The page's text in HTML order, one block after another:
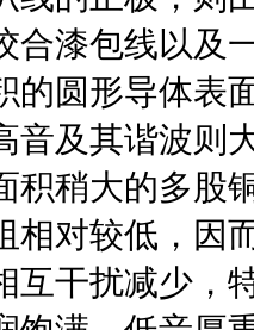
合漆包线以及
的圆形导体表
音及其谐波则
积稍大的多股
相对较低，因
互干扰减少，